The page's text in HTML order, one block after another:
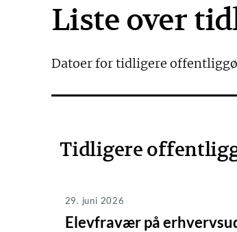
Liste over
Datoer for tidligere
Tidligere
29. juni 2026
Elevfravær på